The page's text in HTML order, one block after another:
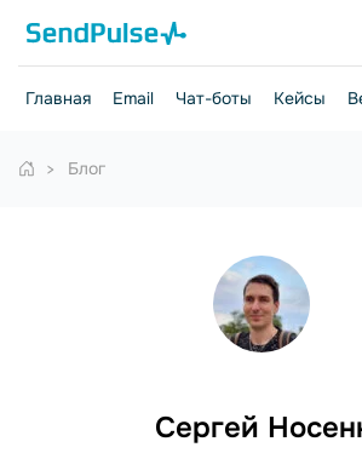
Главная Email Чат-боты Кейсы
Блог
Сергей